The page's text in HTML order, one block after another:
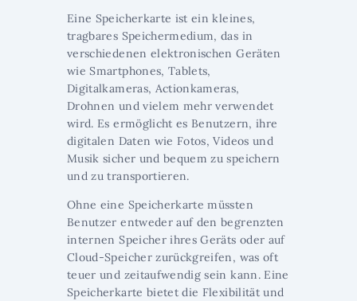
Eine Speicherkarte ist ein kleines,
tragbares Speichermedium, das in
verschiedenen elektronischen Geräten
wie Smartphones, Tablets,
Digitalkameras, Actionkameras,
Drohnen und vielem mehr verwendet
wird. Es ermöglicht es Benutzern, ihre
digitalen Daten wie Fotos, Videos und
Musik sicher und bequem zu speichern
und zu transportieren.
Ohne eine Speicherkarte müssten
Benutzer entweder auf den begrenzten
internen Speicher ihres Geräts oder auf
Cloud-Speicher zurückgreifen, was oft
teuer und zeitaufwendig sein kann. Eine
Speicherkarte bietet die Flexibilität und